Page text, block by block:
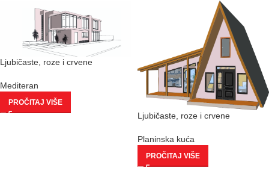
Ljubičaste, roze i crvene
Mediteran
PROČITAJ VIŠE
Ljubičaste, roze i crvene
Planinska kuća
PROČITAJ VIŠE